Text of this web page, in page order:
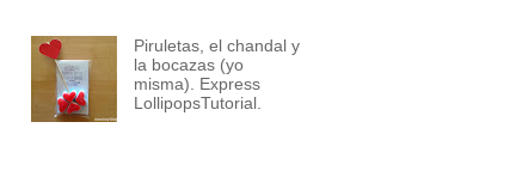
Piruletas, el chandal y
la bocazas (yo
misma). Express
LollipopsTutorial.